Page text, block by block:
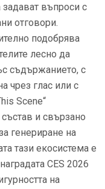
въпроси с
отговори.
подобрява
лесно да
съдържанието, с
чрез глас или с
Scene“
и свързано
генериране на
тази екосистема е
CES 2026
на